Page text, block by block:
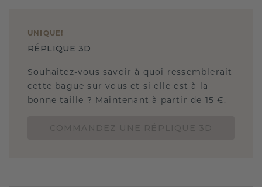
UNIQUE !
RÉPLIQUE 3D
Souhaitez-vous savoir à quoi ressemblerait
cette bague sur vous et si elle est à la
bonne taille ? Maintenant à partir de 15 €.